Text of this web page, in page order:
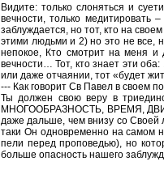
Видите: только слоняться и
вечности, только медитировать
заблуждается, но тот, кто на
этими людьми и 2) но это не все,
непокое, Кто смотрит на меня
вечности… Тот, кто знает эти
или даже отчаянии, тот «будет
--- Как говорит Св Павел в своем
Ты должен свою веру в
МНОГООБРАЗНОСТЬ, ВРЕМЯ,
даже дальше, чем внизу со Своей
таки Он одновременно на самом
пели перед проповедью), но
больше опасность нашего